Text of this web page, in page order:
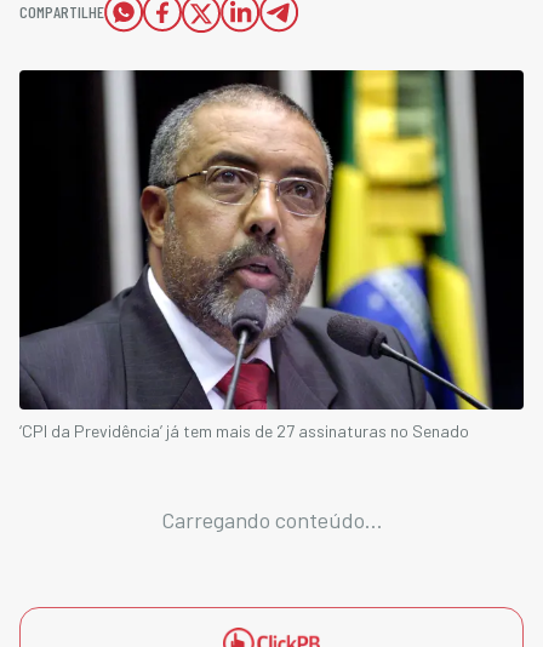
COMPARTILHE
‘CPI da Previdência’ já tem mais de 27 assinaturas no Senado
Carregando conteúdo...